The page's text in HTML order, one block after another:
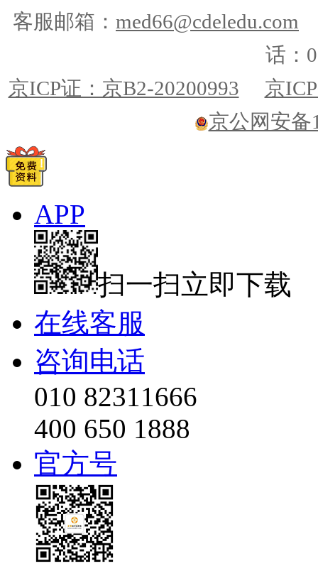
客服邮箱： med66@cdeledu.com
话：
京ICP证：京B2-20200993
京
京公网安备
APP
扫一扫立即下载
在线客服
咨询电话
010 82311666
400 650 1888
官方号